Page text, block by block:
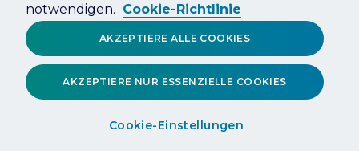
notwendigen. Cookie-Richtlinie
Cookie-Einstellungen
AKZEPTIERE NUR ESSENZIELLE COOKIES
AKZEPTIERE ALLE COOKIES